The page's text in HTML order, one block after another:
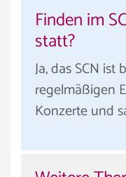
Finden im
statt?
Ja, das SCN
regelmäßigen
Konzerte und